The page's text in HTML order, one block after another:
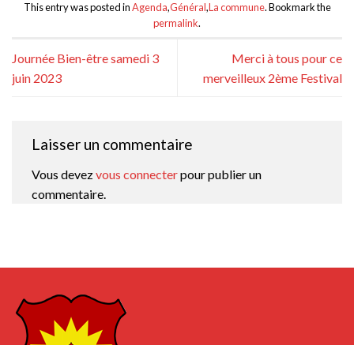
This entry was posted inAgenda,Général,La commune. Bookmark the
permalink.
Journée Bien-être samedi 3
juin 2023
Merci à tous pour ce
merveilleux 2ème Festival
Laisser un commentaire
Vous devezvous connecterpour publier un
commentaire.